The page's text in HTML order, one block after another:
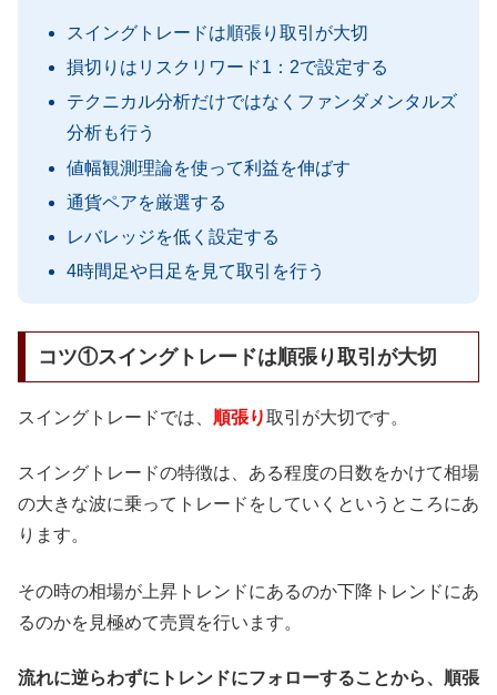
スイングトレードは順張り取引が大切
損切りはリスクリワード1：2で設定する
テクニカル分析だけではなくファンダメンタルズ
分析も行う
値幅観測理論を使って利益を伸ばす
通貨ペアを厳選する
レバレッジを低く設定する
4時間足や日足を見て取引を行う
コツ①スイングトレードは順張り取引が大切
スイングトレードでは、 順張り取引が大切です。
スイングトレードの特徴は、ある程度の日数をかけて相場
の大きな波に乗ってトレードをしていくというところにあ
ります。
その時の相場が上昇トレンドにあるのか下降トレンドにあ
るのかを見極めて売買を行います。
流れに逆らわずにトレンドにフォローすることから、順張